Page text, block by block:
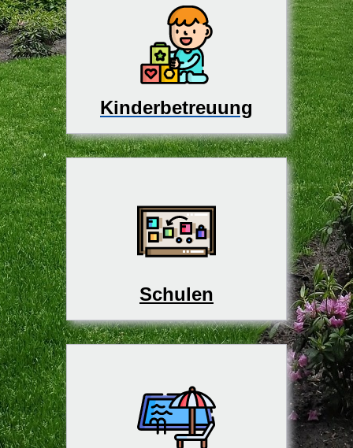
Kinderbetreuung
Schulen